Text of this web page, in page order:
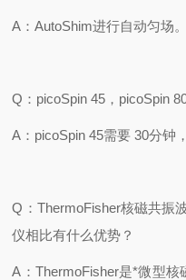
A ：AutoShim进行自动匀场。
Q ： picoSpin 45 ， picoSpin
A ： picoSpin 45需要 30分钟，
Q ： ThermoFisher核磁共振
仪相比有什么优势？
A ： ThermoFisher是*微型核